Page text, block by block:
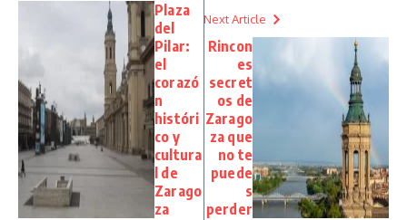
Plaza
del
Pilar:
el
corazó
n
históri
co y
cultura
l de
Zarago
za
Next Article
Rincon
es
secret
os de
Zarago
za que
no te
puede
s
perder